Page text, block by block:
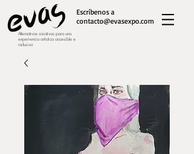
Escríbenos a
contacto@evasexpo.com
Alternativas creativas para una
experiencia artística accesible e
inclusiva